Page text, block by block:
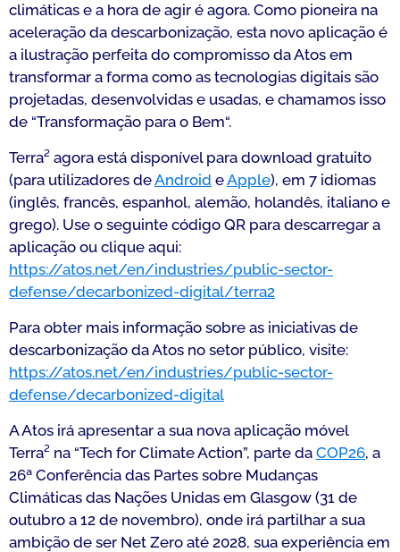
climáticas e a hora de agir é agora. Como pioneira na
aceleração da descarbonização, esta novo aplicação é
a ilustração perfeita do compromisso da Atos em
transformar a forma como as tecnologias digitais são
projetadas, desenvolvidas e usadas, e chamamos isso
de “Transformação para o Bem“.
Terra² agora está disponível para download gratuito
(para utilizadores deAndroid eApple), em 7 idiomas
(inglês, francês, espanhol, alemão, holandês, italiano e
grego). Use o seguinte código QR para descarregar a
aplicação ou clique aqui:
https://atos.net/en/industries/public-sector-
defense/decarbonized-digital/terra2
Para obter mais informação sobre as iniciativas de
descarbonização da Atos no setor público, visite:
https://atos.net/en/industries/public-sector-
defense/decarbonized-digital
A Atos irá apresentar a sua nova aplicação móvel
Terra² na “Tech for Climate Action”, parte da COP26, a
26ª Conferência das Partes sobre Mudanças
Climáticas das Nações Unidas em Glasgow (31 de
outubro a 12 de novembro), onde irá partilhar a sua
ambição de ser Net Zero até 2028, sua experiência em